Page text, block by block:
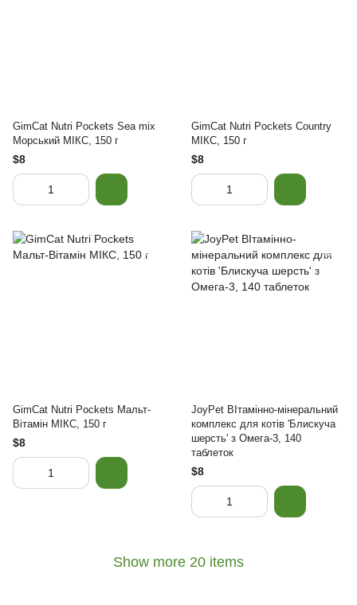
GimCat Nutri Pockets Sea mix
Морський МІКС, 150 г
$8
GimCat Nutri Pockets Country
МІКС, 150 г
$8
GimCat Nutri Pockets Мальт-
Вітамін МІКС, 150 г
$8
JoyPet ВІтамінно-мінеральний
комплекс для котів 'Блискуча
шерсть' з Омега-3, 140
таблеток
$8
Show more 20 items